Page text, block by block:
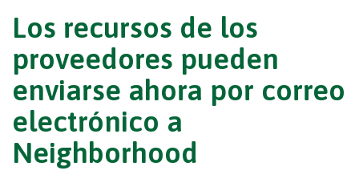
Los recursos de los
proveedores pueden
enviarse ahora por correo
electrónico a
Neighborhood